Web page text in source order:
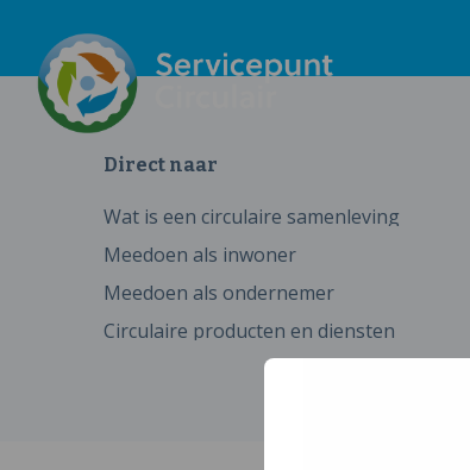
Direct naar
Wat is een circulaire samenleving
Meedoen als inwoner
Meedoen als ondernemer
Circulaire producten en diensten